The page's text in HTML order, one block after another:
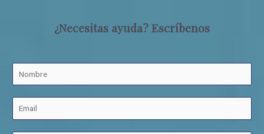
¿Necesitas ayuda? Escríbenos